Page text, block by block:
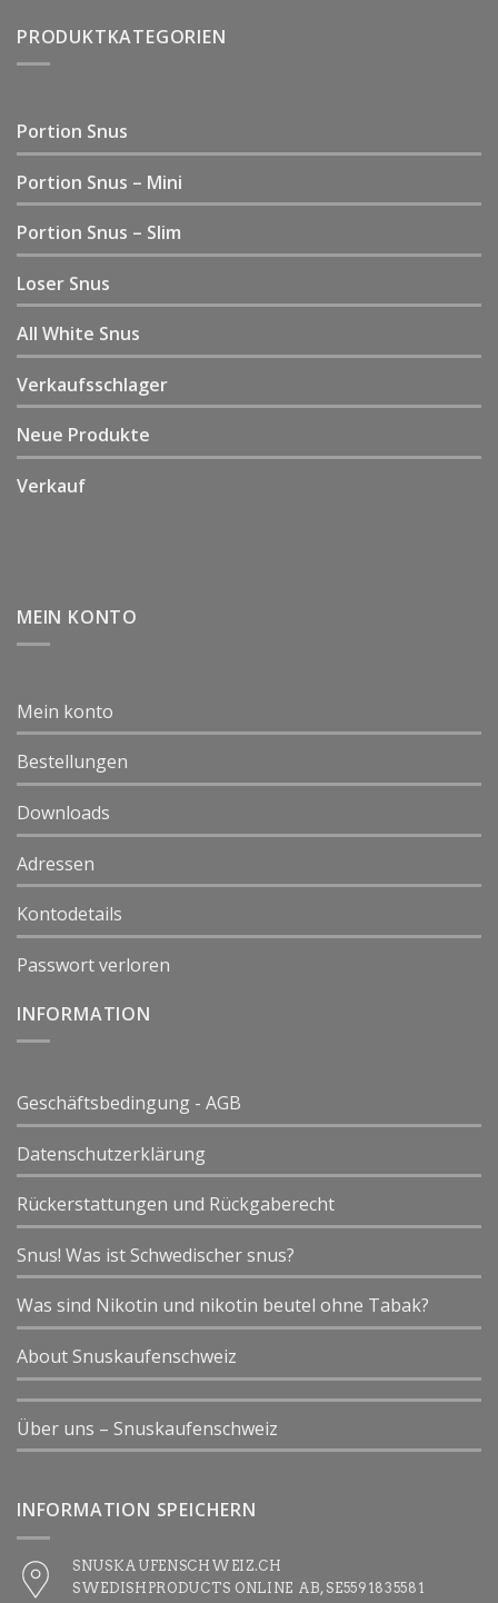
PRODUKTKATEGORIEN
Portion Snus
Portion Snus – Mini
Portion Snus – Slim
Loser Snus
All White Snus
Verkaufsschlager
Neue Produkte
Verkauf
MEIN KONTO
Mein konto
Bestellungen
Downloads
Adressen
Kontodetails
Passwort verloren
INFORMATION
Geschäftsbedingung - AGB
Datenschutzerklärung
Rückerstattungen und Rückgaberecht
Snus! Was ist Schwedischer snus?
Was sind Nikotin und nikotin beutel ohne Tabak?
About Snuskaufenschweiz
Über uns – Snuskaufenschweiz
INFORMATION SPEICHERN
SNUSKAUFENSCHWEIZ.CH
SWEDISHPRODUCTS ONLINE AB, SE5591835581